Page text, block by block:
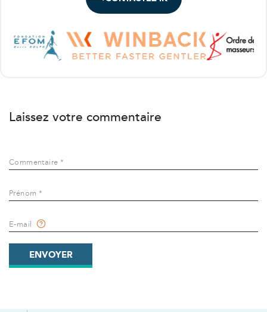
Laissez votre commentaire
Commentaire *
Prénom *
E-mail
ENVOYER